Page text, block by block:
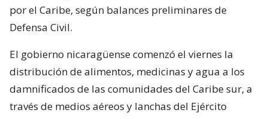
por el Caribe, según balances preliminares de
Defensa Civil.
El gobierno nicaragüense comenzó el viernes la
distribución de alimentos, medicinas y agua a los
damnificados de las comunidades del Caribe sur, a
través de medios aéreos y lanchas del Ejército